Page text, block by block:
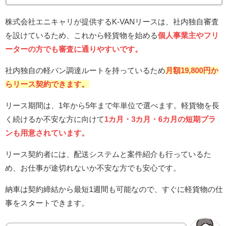
株式会社エニキャリが提供するK-VANリースは、社内独自審査
を設けているため、これから軽貨物を始める個人事業主やフリ
ーターの方でも審査に通りやすいです。
社内独自の軽バン調達ルートを持っているため 月額19,800円か
らリース契約できます。
リース期間は、1年から5年まで年単位で選べます。軽貨物を長
く続けるか不安な方に向けて 1カ月・3カ月・6カ月の短期プラ
ンも用意されています。
リース契約者には、配送システムと案件紹介も行っているた
め、お仕事が途切れないか不安な方でも安心です。
納車は契約締結から最短1週間も可能なので、すぐに軽貨物の仕
事をスタートできます。